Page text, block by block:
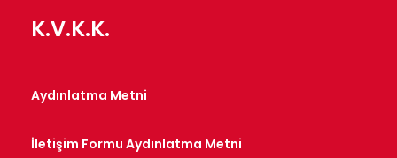
K.V.K.K.
Aydınlatma Metni
İletişim Formu Aydınlatma Metni